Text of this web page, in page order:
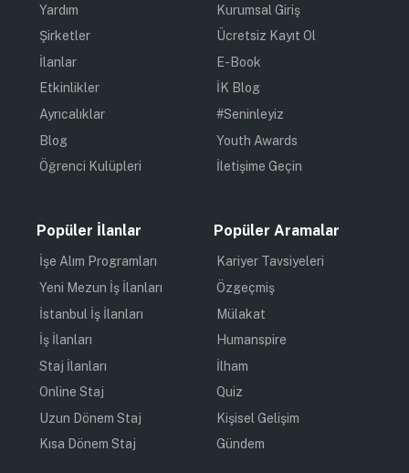
Yardım
Şirketler
İlanlar
Etkinlikler
Ayrıcalıklar
Blog
Öğrenci Kulüpleri
Kurumsal Giriş
Ücretsiz Kayıt Ol
E-Book
İK Blog
#Seninleyiz
Youth Awards
İletişime Geçin
Popüler İlanlar
İşe Alım Programları
Yeni Mezun İş İlanları
İstanbul İş İlanları
İş İlanları
Staj İlanları
Online Staj
Uzun Dönem Staj
Kısa Dönem Staj
Popüler Aramalar
Kariyer Tavsiyeleri
Özgeçmiş
Mülakat
Humanspire
İlham
Quiz
Kişisel Gelişim
Gündem